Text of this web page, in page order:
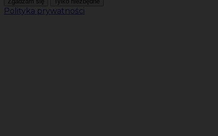
Polityka prywatności